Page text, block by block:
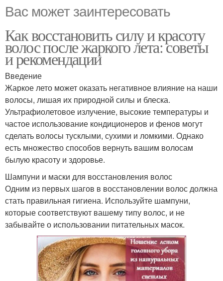
Вас может заинтересовать
Как восстановить силу и красоту
волос после жаркого лета: советы
и рекомендации
Введение
Жаркое лето может оказать негативное влияние на наши
волосы, лишая их природной силы и блеска.
Ультрафиолетовое излучение, высокие температуры и
частое использование кондиционеров и фенов могут
сделать волосы тусклыми, сухими и ломкими. Однако
есть множество способов вернуть вашим волосам
былую красоту и здоровье.
Шампуни и маски для восстановления волос
Одним из первых шагов в восстановлении волос должна
стать правильная гигиена. Используйте шампуни,
которые соответствуют вашему типу волос, и не
забывайте о использовании питательных масок.